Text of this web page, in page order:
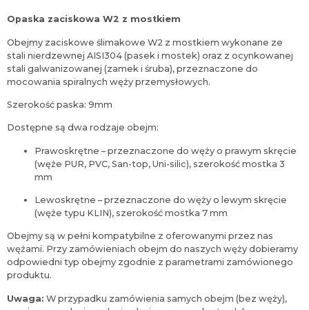
Opaska zaciskowa W2 z mostkiem
Obejmy zaciskowe ślimakowe W2 z mostkiem wykonane ze
stali nierdzewnej AISI304 (pasek i mostek) oraz z ocynkowanej
stali galwanizowanej (zamek i śruba), przeznaczone do
mocowania spiralnych węży przemysłowych.
Szerokość paska: 9mm
Dostępne są dwa rodzaje obejm:
Prawoskrętne – przeznaczone do węży o prawym skręcie
(węże PUR, PVC, San-top, Uni-silic), szerokość mostka 3
mm
Lewoskrętne – przeznaczone do węży o lewym skręcie
(węże typu KLIN), szerokość mostka 7 mm
Obejmy są w pełni kompatybilne z oferowanymi przez nas
wężami. Przy zamówieniach obejm do naszych węży dobieramy
odpowiedni typ obejmy zgodnie z parametrami zamówionego
produktu.
Uwaga: W przypadku zamówienia samych obejm (bez węży),